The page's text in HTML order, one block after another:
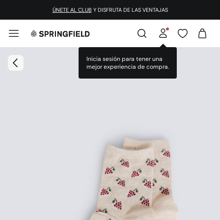
ÚNETE AL CLUB Y DISFRUTA DE LAS VENTAJAS
Inicia sesión para tener una
mejor experiencia de compra.